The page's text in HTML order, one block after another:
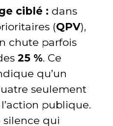
ciblé : dans
(QPV),
chute parfois
25 %. Ce
qu’un
seulement
publique.
silence qui